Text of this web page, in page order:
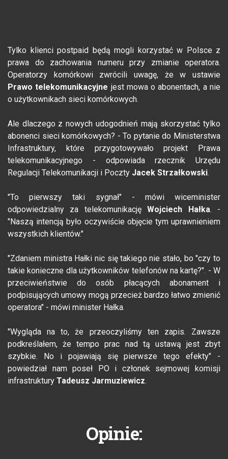
Tylko klienci postpaid będą mogli korzystać w Polsce z
prawa do zachowania numeru przy zmianie operatora.
Operatorzy komórkowi zwrócili uwagę, że w ustawie
Prawo telekomunikacyjne jest mowa o abonentach, a nie
o użytkownikach sieci komórkowych.
Ale dlaczego z nowych udogodnień mają skorzystać tylko
abonenci sieci komórkowych? - To pytanie do Ministerstwa
Infrastruktury, które przygotowywało projekt Prawa
telekomunikacyjnego - odpowiada rzecznik Urzędu
Regulacji Telekomunikacji i Poczty Jacek Strzałkowski.
"To pierwszy taki sygnał" - mówi wiceminister
odpowiedzialny za telekomunikacjęWojciech Hałka. -
"Naszą intencją było oczywiście objęcie tym uprawnieniem
wszystkich klientów."
"Zdaniem ministra Hałki nic się takiego nie stało, bo "czy to
takie konieczne dla użytkowników telefonów na kartę?". - W
przeciwieństwie do osób płacących abonament i
podpisujących umowy mogą przecież bardzo łatwo zmienić
operatora" - mówi minister Hałka.
"Wygląda na to, że przeoczyliśmy ten zapis. Zawsze
podkreślałem, że tempo prac nad tą ustawą jest zbyt
szybkie. No i pojawiają się pierwsze tego efekty" -
powiedział nam poseł PO i członek sejmowej komisji
infrastruktury Tadeusz Jarmuziewicz.
Opinie: